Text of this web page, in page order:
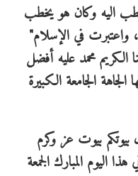
اليه وكان هو يخطب
، واعتبرت في الإسلام"
محمد عليه أفضل
الجامعة الكبيرة
بيوتكم بيوت عز وكرم
اليوم المبارك الجمعة